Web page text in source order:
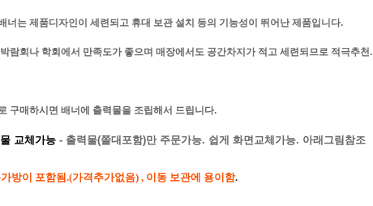
너는 제품디자인이 세련되고 휴대 보관 설치 등의 기능성이 뛰어난 제품입니다.
람회나 학회에서 만족도가 좋으며 매장에서도 공간차지가 적고 세련되므로 적극추천.
구매하시면 배너에 출력물을 조립해서 드립니다.
교체가능 - 출력물(쫄대포함)만 주문가능. 쉽게 화면교체가능. 아래그림참조
방이 포함됨.(가격추가없음) , 이동 보관에 용이함.